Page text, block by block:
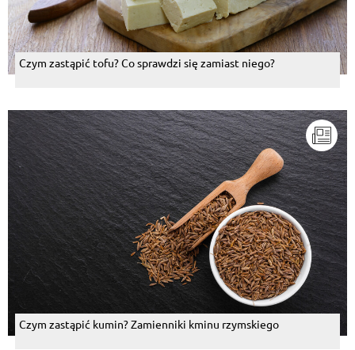
Czym zastąpić tofu? Co sprawdzi się zamiast niego?
Czym zastąpić kumin? Zamienniki kminu rzymskiego